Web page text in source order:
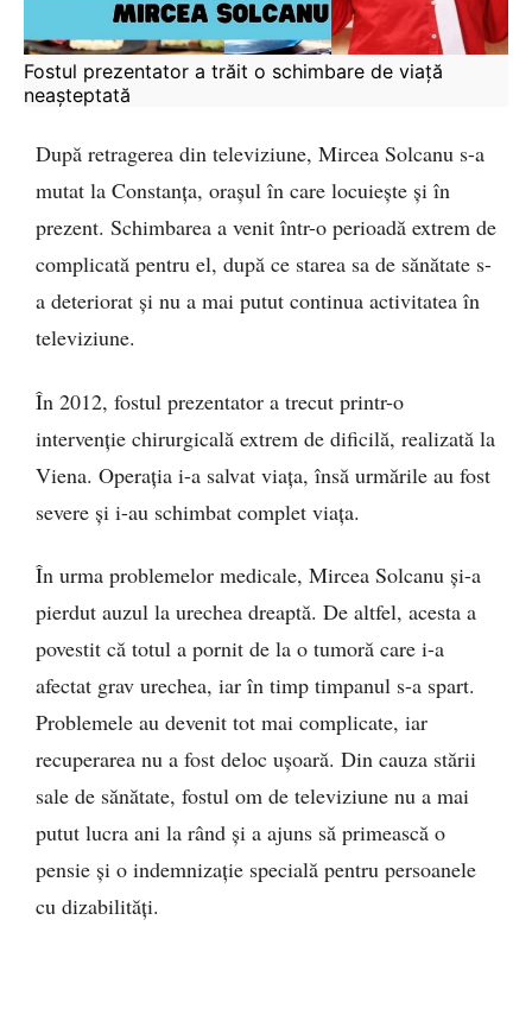
Fostul prezentator a trăit o schimbare de viață
neașteptată
După retragerea din televiziune, Mircea Solcanu s-a
mutat la Constanța, orașul în care locuiește și în
prezent. Schimbarea a venit într-o perioadă extrem de
complicată pentru el, după ce starea sa de sănătate s-
a deteriorat și nu a mai putut continua activitatea în
televiziune.
În 2012, fostul prezentator a trecut printr-o
intervenție chirurgicală extrem de dificilă, realizată la
Viena. Operația i-a salvat viața, însă urmările au fost
severe și i-au schimbat complet viața.
În urma problemelor medicale, Mircea Solcanu și-a
pierdut auzul la urechea dreaptă. De altfel, acesta a
povestit că totul a pornit de la o tumoră care i-a
afectat grav urechea, iar în timp timpanul s-a spart.
Problemele au devenit tot mai complicate, iar
recuperarea nu a fost deloc ușoară. Din cauza stării
sale de sănătate, fostul om de televiziune nu a mai
putut lucra ani la rând și a ajuns să primească o
pensie și o indemnizație specială pentru persoanele
cu dizabilități.